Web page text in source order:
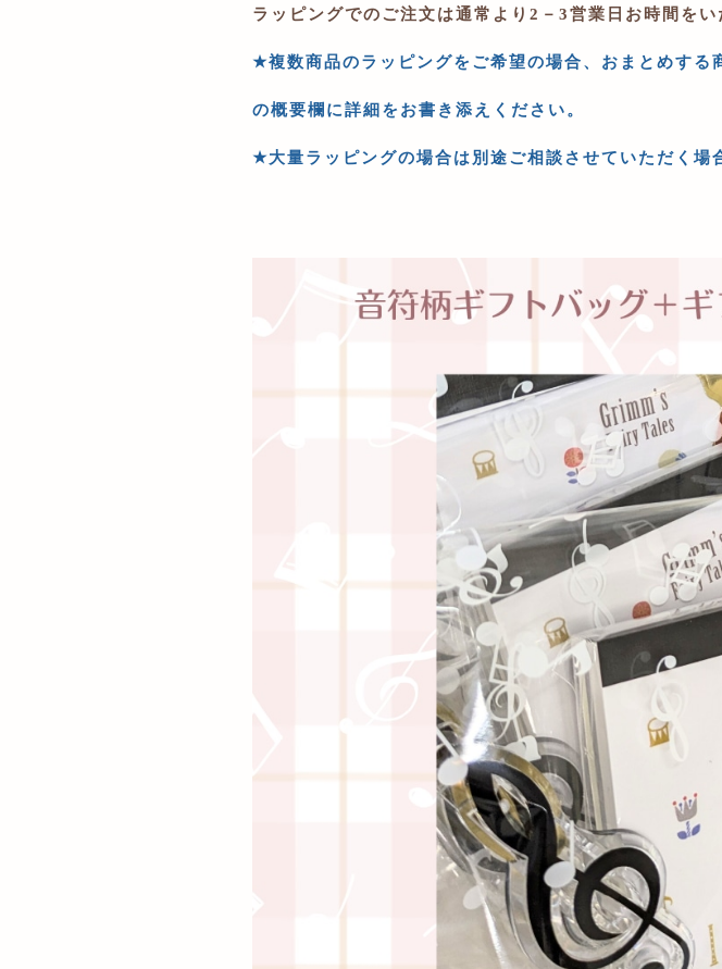
ラッピングでのご注文は通常より 2 － 3営業日お時間をい
★複数商品のラッピングをご希望の場合、おまとめす
の概要欄に詳細をお書き添えください。
★大量ラッピングの場合は別途ご相談させていただく場